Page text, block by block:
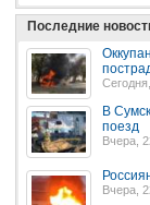
Последние
В
поезд
Вчера,
Вчера,